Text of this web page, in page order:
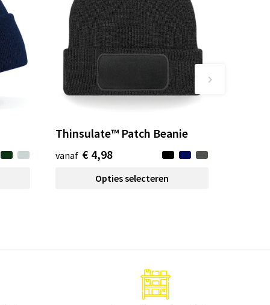
Thinsulate™ Patch Beanie
vanaf € 4,98
Opties selecteren